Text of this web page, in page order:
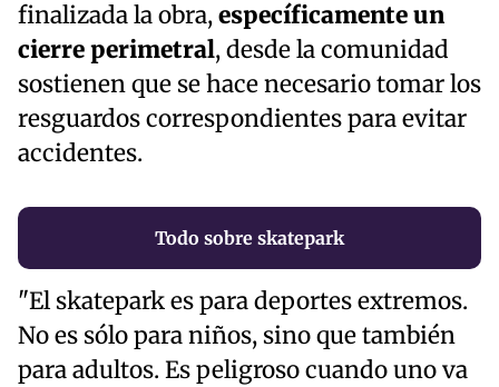
finalizada la obra,específicamente un
cierre perimetral, desde la comunidad
sostienen que se hace necesario tomar los
resguardos correspondientes para evitar
accidentes.
Todo sobre skatepark
"El skatepark es para deportes extremos.
No es sólo para niños, sino que también
para adultos. Es peligroso cuando uno va